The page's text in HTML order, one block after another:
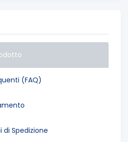
(FAQ)
di Spedizione